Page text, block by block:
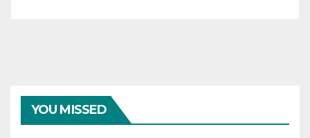
YOU MISSED